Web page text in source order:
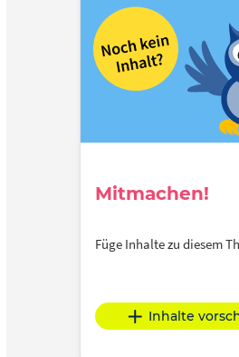
Mitmachen!
Füge Inhalte zu diesem
Inhalte